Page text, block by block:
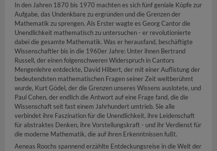
In den Jahren 1870 bis 1970 machten es sich fünf geniale Köpfe zur
Aufgabe, das Undenkbare zu ergründen und die Grenzen der
Mathematik zu sprengen. Als Erster wagte es Georg Cantor die
Unendlichkeit mathematisch zu untersuchen - er revolutionierte
dabei die gesamte Mathematik. Was er herausfand, beschäftigte
Wissenschaftler bis in die 1960er Jahre: Unter ihnen Bertrand
Russell, der einen folgenschweren Widerspruch in Cantors
Mengenlehre entdeckte, David Hilbert, der mit einer Auflistung der
bedeutendsten mathematischen Fragen seiner Zeit weltberühmt
wurde, Kurt Gödel, der die Grenzen unseres Wissens auslotete, und
Paul Cohen, der endlich die Antwort auf eine Frage fand, die die
Wissenschaft seit fast einem Jahrhundert umtrieb. Sie alle
verbindet ihre Faszination für die Unendlichkeit, ihre Leidenschaft
für abstraktes Denken, ihre Vorstellungskraft - und ihr Verdienst für
die moderne Mathematik, die auf ihren Erkenntnissen fußt.
Aeneas Roochs spannend erzählte Entdeckungsreise in die Welt der